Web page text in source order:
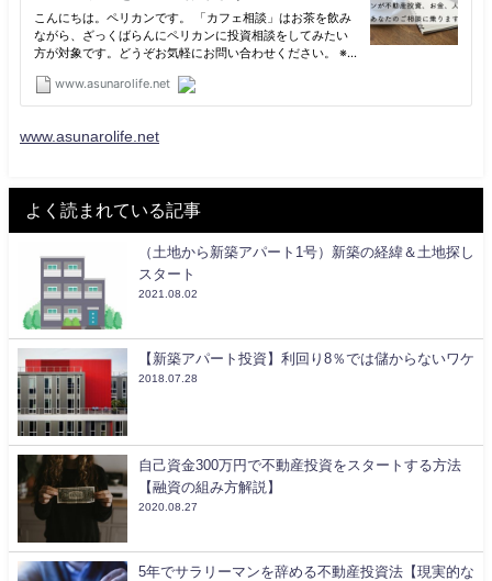
www.asunarolife.net
よく読まれている記事
（土地から新築アパート1号）新築の経緯＆土地探し
スタート
2021.08.02
【新築アパート投資】利回り8％では儲からないワケ
2018.07.28
自己資金300万円で不動産投資をスタートする方法
【融資の組み方解説】
2020.08.27
5年でサラリーマンを辞める不動産投資法【現実的な